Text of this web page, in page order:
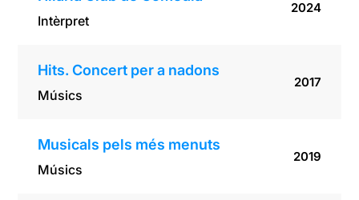
Intèrpret
2024
Hits. Concert per a nadons
Músics
2017
Musicals pels més menuts
Músics
2019